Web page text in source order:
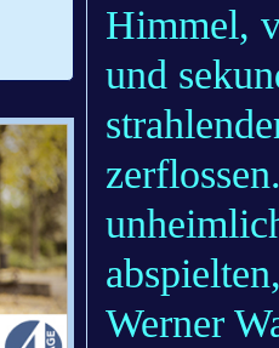
Himmel,
und
Werner